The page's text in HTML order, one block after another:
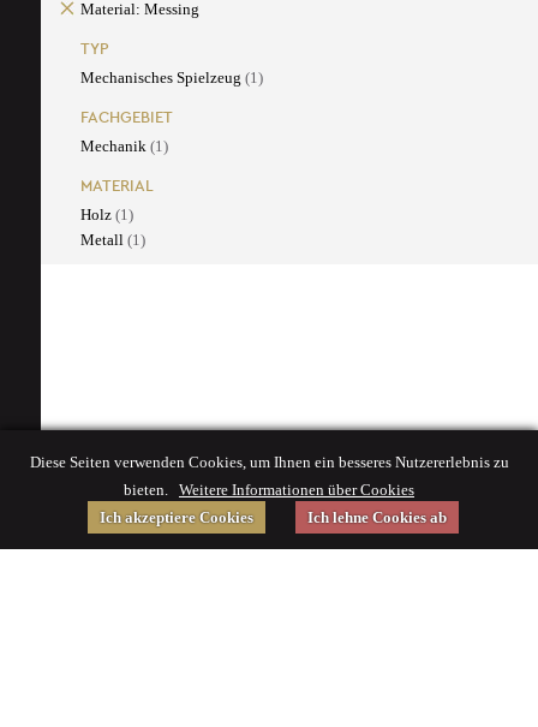
Material: Messing
TYP
Mechanisches Spielzeug (1)
FACHGEBIET
Mechanik (1)
MATERIAL
Holz (1)
Metall (1)
Diese Seiten verwenden Cookies, um Ihnen ein besseres Nutzererlebnis zu
bieten. Weitere Informationen über Cookies
Ich akzeptiere Cookies
Ich lehne Cookies ab